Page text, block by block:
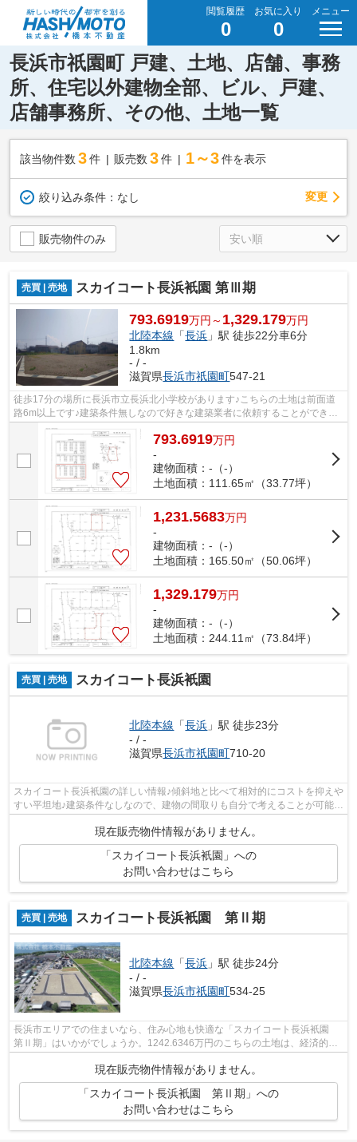
閲覧履歴
0
お気に入り
0
メニュー
長浜市祇園町 戸建、土地、店舗、事務
所、住宅以外建物全部、ビル、戸建、
店舗事務所、その他、土地一覧
該当物件数 3件 販売数 3 件 1～3 件を表示
絞り込み条件： なし 変更
販売物件のみ
売買 | 売地 スカイコート長浜衹園 第Ⅲ期
793.6919万円～ 1,329.179万円
北陸本線 「長浜 」駅 徒歩22分車6分
1.8km
- / -
滋賀県長浜市祇園町547-21
徒歩17分の場所に長浜市立長浜北小学校があります♪こちらの土地は前面道
路6m以上です♪建築条件無しなので好きな建築業者に依頼することができま
す♪土地を買うなら、北陸本線長浜近辺も...
793.6919万円
-
建物面積：-（-）
土地面積：111.65㎡（33.77坪）
1,231.5683万円
-
建物面積：-（-）
土地面積：165.50㎡（50.06坪）
1,329.179万円
-
建物面積：-（-）
土地面積：244.11㎡（73.84坪）
売買 | 売地 スカイコート長浜衹園
北陸本線 「長浜 」駅 徒歩23分
- / -
滋賀県長浜市祇園町710-20
スカイコート長浜衹園の詳しい情報♪傾斜地と比べて相対的にコストを抑えや
すい平坦地♪建築条件なしなので、建物の間取りも自分で考えることが可能
現在販売物件情報がありません。
「スカイコート長浜衹園」への
お問い合わせはこちら
売買 | 売地 スカイコート長浜衹園 第Ⅱ期
北陸本線 「長浜 」駅 徒歩24分
- / -
滋賀県長浜市祇園町534-25
長浜市エリアでの住まいなら、住み心地も快適な「スカイコート長浜衹園
第Ⅱ期」はいかがでしょうか。1242.6346万円のこちらの土地は、経済的か
現在販売物件情報がありません。
「スカイコート長浜衹園 第Ⅱ期」への
お問い合わせはこちら